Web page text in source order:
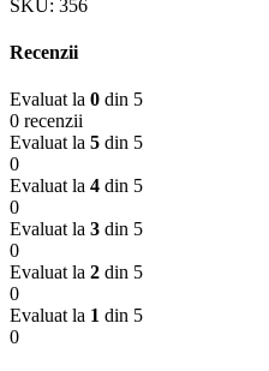
SKU: 356
Recenzii
Evaluat la 0 din 5
0 recenzii
Evaluat la 5 din 5
0
Evaluat la 4 din 5
0
Evaluat la 3 din 5
0
Evaluat la 2 din 5
0
Evaluat la 1 din 5
0